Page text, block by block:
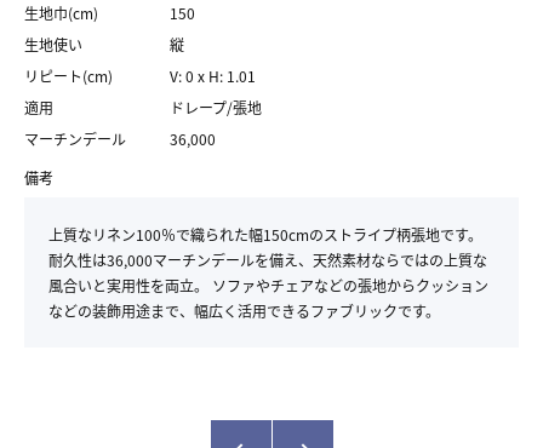
生地巾(cm)
150
生地使い
縦
リピート(cm)
V: 0 x H: 1.01
適用
ドレープ/張地
マーチンデール
36,000
備考
上質なリネン100％で織られた幅150cmのストライプ柄張地です。
耐久性は36,000マーチンデールを備え、天然素材ならではの上質な
風合いと実用性を両立。 ソファやチェアなどの張地からクッション
などの装飾用途まで、幅広く活用できるファブリックです。